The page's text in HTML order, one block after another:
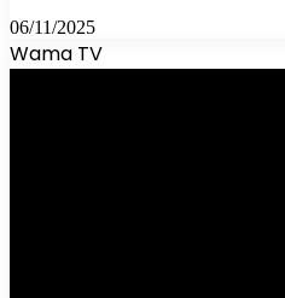
06/11/2025
Wama TV